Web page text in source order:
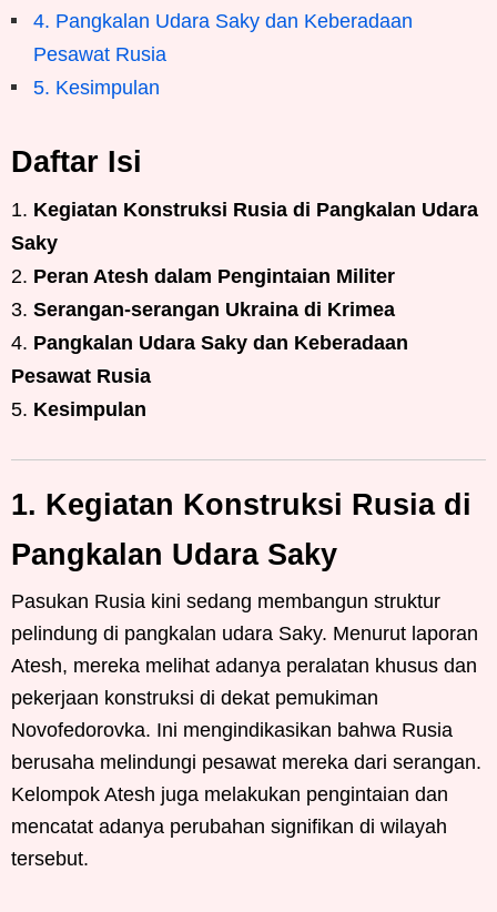
4. Pangkalan Udara Saky dan Keberadaan
Pesawat Rusia
5. Kesimpulan
Daftar Isi
Kegiatan Konstruksi Rusia di Pangkalan Udara
Saky
Peran Atesh dalam Pengintaian Militer
Serangan-serangan Ukraina di Krimea
Pangkalan Udara Saky dan Keberadaan
Pesawat Rusia
Kesimpulan
1. Kegiatan Konstruksi Rusia di
Pangkalan Udara Saky
Pasukan Rusia kini sedang membangun struktur
pelindung di pangkalan udara Saky. Menurut laporan
Atesh, mereka melihat adanya peralatan khusus dan
pekerjaan konstruksi di dekat pemukiman
Novofedorovka. Ini mengindikasikan bahwa Rusia
berusaha melindungi pesawat mereka dari serangan.
Kelompok Atesh juga melakukan pengintaian dan
mencatat adanya perubahan signifikan di wilayah
tersebut.